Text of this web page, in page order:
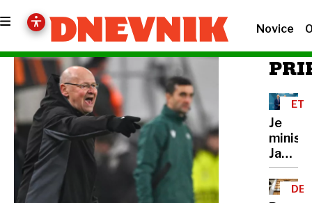
Novice
Je
Janez
Cigler
Kralj
le